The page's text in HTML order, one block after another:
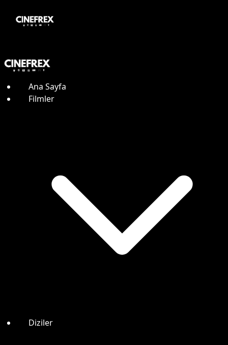
Ana Sayfa
Filmler
Diziler